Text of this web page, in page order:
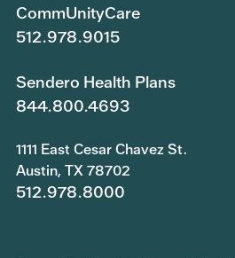
CommUnityCare
512.978.9015
Sendero Health Plans
844.800.4693
1111 East Cesar Chavez St.
Austin, TX 78702
512.978.8000